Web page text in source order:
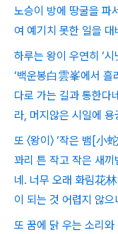
노승이 방에 땅굴을 파
여 예기치 못한 일을 대
하루는 왕이 우연히 ‘
‘백운봉白雲峯에서 흘
다로 가는 길과 통한다
라, 머지않은 시일에
또 〈왕이〉 ‘작은 뱀[
꽈리 튼 작고 작은 새
네. 너무 오래 화림花
이 되는 것 어렵지 않으
또 꿈에 닭 우는 소리